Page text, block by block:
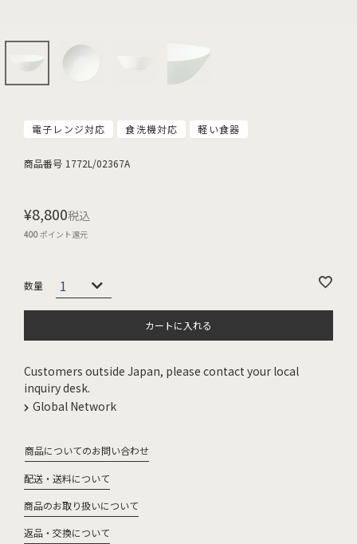
電子レンジ対応 食洗機対応 軽い食器
商品番号 1772L/02367A
¥8,800税込
400ポイント還元
カートに入れる
Customers outside Japan, please contact your local
inquiry desk.
Global Network
商品についてのお問い合わせ
配送・送料について
商品のお取り扱いについて
返品・交換について